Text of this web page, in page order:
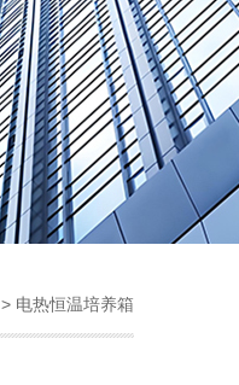
> 电热恒温培养箱